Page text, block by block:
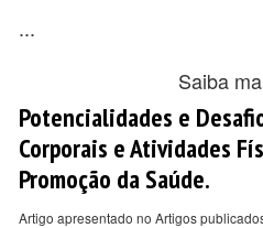
...
Saiba
Potencialidades e
Corporais e Atividades
Promoção da Saúde.
Artigo apresentado no Artigos